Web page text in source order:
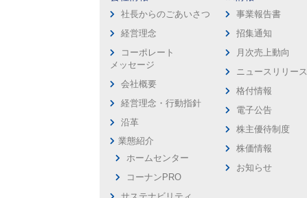
社長からのごあいさつ
経営理念
コーポレート
メッセージ
会社概要
経営理念・行動指針
沿革
業態紹介
ホームセンター
コーナンPRO
事業報告書
招集通知
月次売上動向
ニュースリリース
格付情報
電子公告
株主優待制度
株価情報
お知らせ